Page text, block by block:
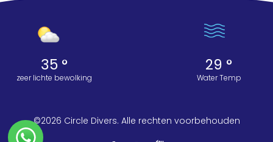
35 °
zeer lichte bewolking
29 °
Water Temp
©2026 Circle Divers. Alle rechten voorbehouden